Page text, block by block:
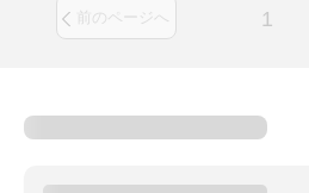
前のページへ 1